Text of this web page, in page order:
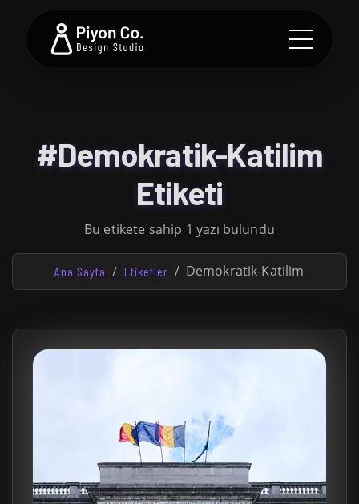
#Demokratik-Katilim
Etiketi
Bu etikete sahip 1 yazı bulundu
Ana Sayfa Etiketler Demokratik-Katilim